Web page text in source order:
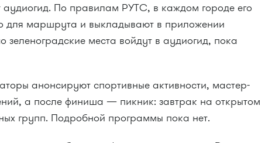
По правилам РУТС, в каждом городе его
для маршрута и выкладывают в приложении
зеленоградские места войдут в аудиогид, пока
анонсируют спортивные активности, мастер-
а после финиша — пикник: завтрак на открытом
групп. Подробной программы пока нет.